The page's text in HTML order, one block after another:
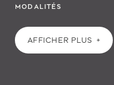
MODALITÉS
AFFICHER PLUS